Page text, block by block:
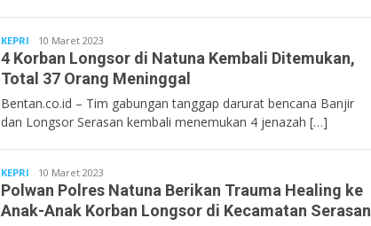
KEPRI Bentan.co.id
10 Maret 2023
4 Korban Longsor di Natuna Kembali Ditemukan,
Total 37 Orang Meninggal
Bentan.co.id – Tim gabungan tanggap darurat bencana Banjir
dan Longsor Serasan kembali menemukan 4 jenazah […]
KEPRI Bentan.co.id
10 Maret 2023
Polwan Polres Natuna Berikan Trauma Healing ke
Anak-Anak Korban Longsor di Kecamatan Serasan